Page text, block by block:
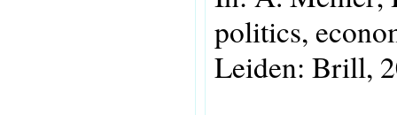
politics,
Leiden: Brill,